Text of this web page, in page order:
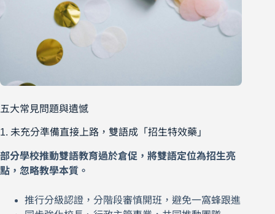
五大常見問題與遺憾
1. 未充分準備直接上路，雙語成「招生特效藥」
部分學校推動雙語教育過於倉促，將雙語定位為招生亮
點，忽略教學本質。
推行分級認證，分階段審慎開班，避免一窩蜂跟進